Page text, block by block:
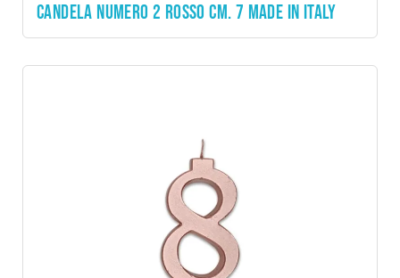
CANDELA NUMERO 2 ROSSO CM. 7 MADE IN ITALY